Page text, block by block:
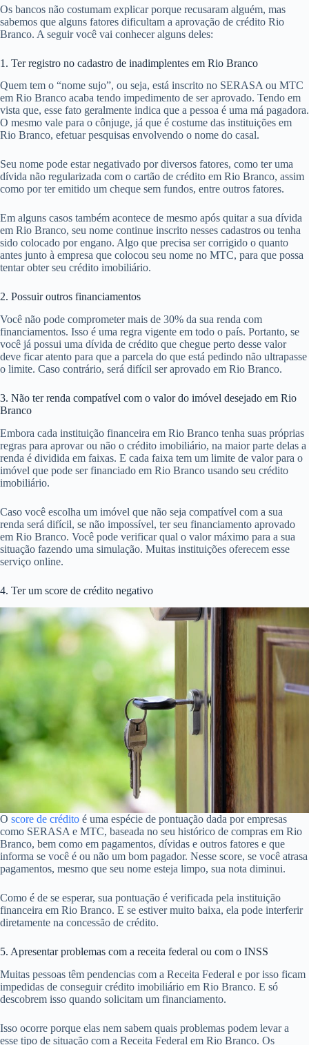
Os bancos não costumam explicar porque recusaram alguém, mas
sabemos que alguns fatores dificultam a aprovação de crédito Rio
Branco. A seguir você vai conhecer alguns deles:
1. Ter registro no cadastro de inadimplentes em Rio Branco
Quem tem o “nome sujo”, ou seja, está inscrito no SERASA ou MTC
em Rio Branco acaba tendo impedimento de ser aprovado. Tendo em
vista que, esse fato geralmente indica que a pessoa é uma má pagadora.
O mesmo vale para o cônjuge, já que é costume das instituições em
Rio Branco, efetuar pesquisas envolvendo o nome do casal.
Seu nome pode estar negativado por diversos fatores, como ter uma
dívida não regularizada com o cartão de crédito em Rio Branco, assim
como por ter emitido um cheque sem fundos, entre outros fatores.
Em alguns casos também acontece de mesmo após quitar a sua dívida
em Rio Branco, seu nome continue inscrito nesses cadastros ou tenha
sido colocado por engano. Algo que precisa ser corrigido o quanto
antes junto à empresa que colocou seu nome no MTC, para que possa
tentar obter seu crédito imobiliário.
2. Possuir outros financiamentos
Você não pode comprometer mais de 30% da sua renda com
financiamentos. Isso é uma regra vigente em todo o país. Portanto, se
você já possui uma dívida de crédito que chegue perto desse valor
deve ficar atento para que a parcela do que está pedindo não ultrapasse
o limite. Caso contrário, será difícil ser aprovado em Rio Branco.
3. Não ter renda compatível com o valor do imóvel desejado em Rio
Branco
Embora cada instituição financeira em Rio Branco tenha suas próprias
regras para aprovar ou não o crédito imobiliário, na maior parte delas a
renda é dividida em faixas. E cada faixa tem um limite de valor para o
imóvel que pode ser financiado em Rio Branco usando seu crédito
imobiliário.
Caso você escolha um imóvel que não seja compatível com a sua
renda será difícil, se não impossível, ter seu financiamento aprovado
em Rio Branco. Você pode verificar qual o valor máximo para a sua
situação fazendo uma simulação. Muitas instituições oferecem esse
serviço online.
4. Ter um score de crédito negativo
O score de crédito é uma espécie de pontuação dada por empresas
como SERASA e MTC, baseada no seu histórico de compras em Rio
Branco, bem como em pagamentos, dívidas e outros fatores e que
informa se você é ou não um bom pagador. Nesse score, se você atrasa
pagamentos, mesmo que seu nome esteja limpo, sua nota diminui.
Como é de se esperar, sua pontuação é verificada pela instituição
financeira em Rio Branco. E se estiver muito baixa, ela pode interferir
diretamente na concessão de crédito.
5. Apresentar problemas com a receita federal ou com o INSS
Muitas pessoas têm pendencias com a Receita Federal e por isso ficam
impedidas de conseguir crédito imobiliário em Rio Branco. E só
descobrem isso quando solicitam um financiamento.
Isso ocorre porque elas nem sabem quais problemas podem levar a
esse tipo de situação com a Receita Federal em Rio Branco. Os